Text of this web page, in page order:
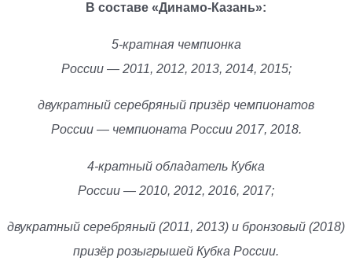
В составе «Динамо-Казань»:
5-кратная чемпионка
России — 2011, 2012, 2013, 2014, 2015;
двукратный серебряный призёр чемпионатов
России — чемпионата России 2017, 2018.
4-кратный обладатель Кубка
России — 2010, 2012, 2016, 2017;
двукратный серебряный (2011, 2013) и бронзовый (2018)
призёр розыгрышей Кубка России.